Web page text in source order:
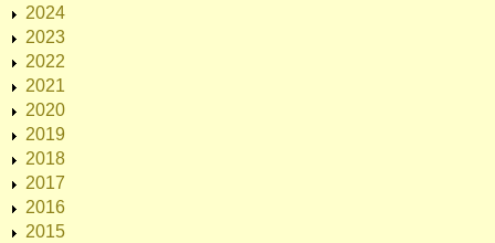
2024
2023
2022
2021
2020
2019
2018
2017
2016
2015